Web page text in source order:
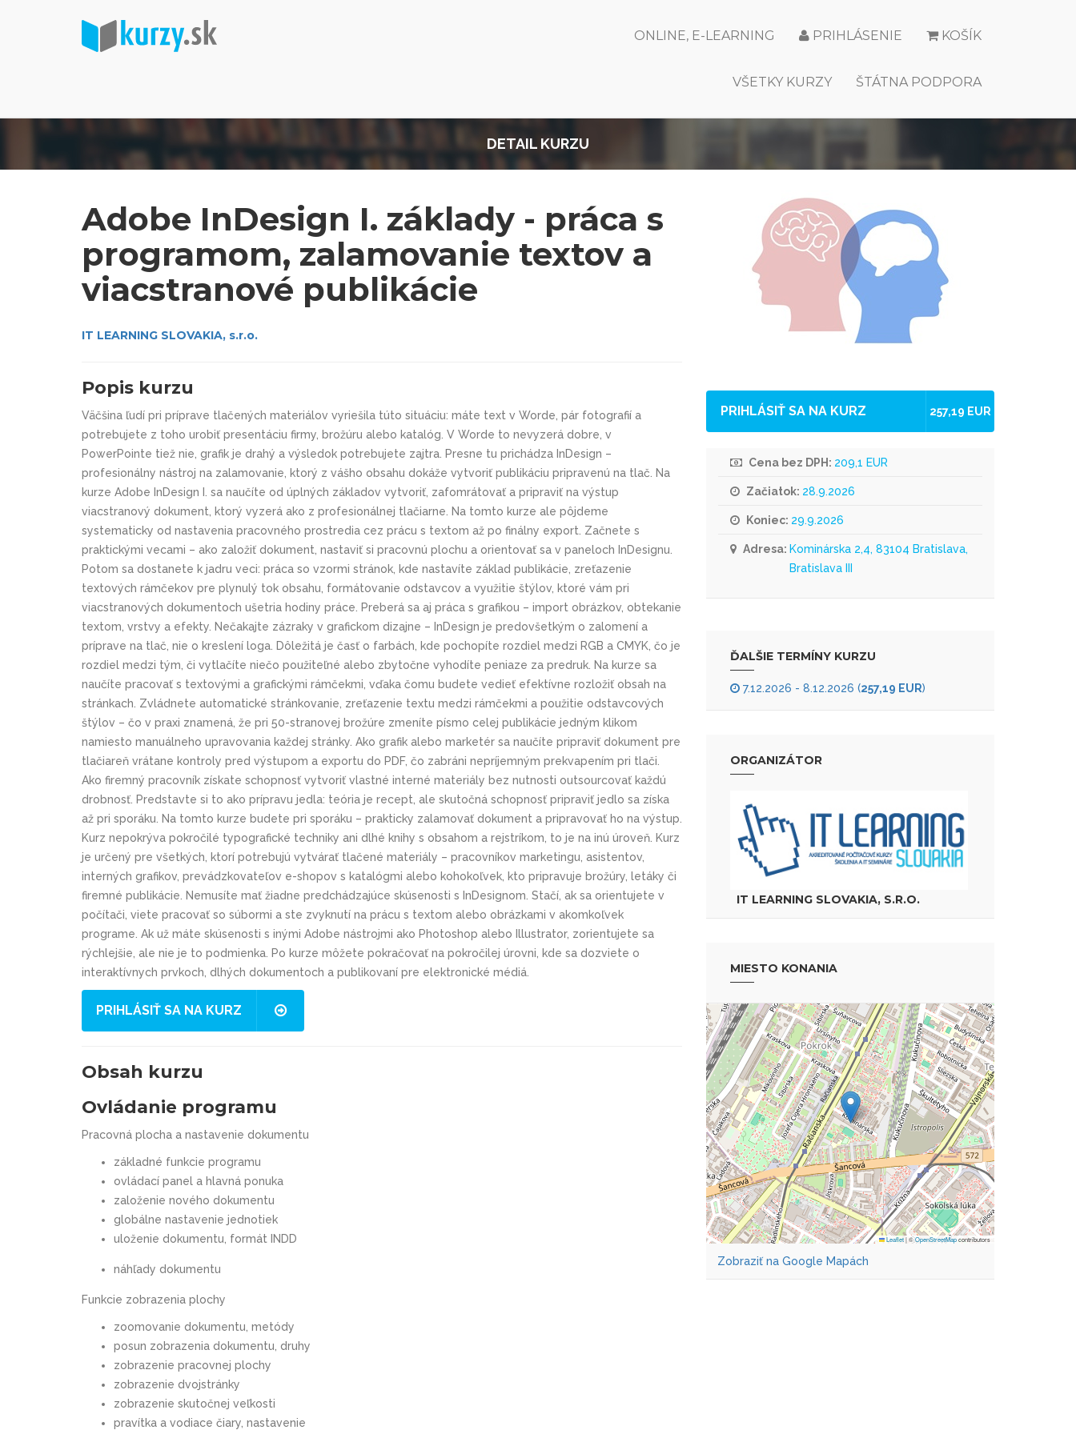
KOŠÍK
PRIHLÁSENIE
ONLINE, E-LEARNING
ŠTÁTNA PODPORA
VŠETKY KURZY
DETAIL KURZU
Adobe InDesign I. základy - práca s
programom, zalamovanie textov a
viacstranové publikácie
IT LEARNING SLOVAKIA, s.r.o.
Popis kurzu
Väčšina ľudí pri príprave tlačených materiálov vyriešila túto situáciu: máte text v Worde, pár fotografií a
potrebujete z toho urobiť presentáciu firmy, brožúru alebo katalóg. V Worde to nevyzerá dobre, v
PowerPointe tiež nie, grafik je drahý a výsledok potrebujete zajtra. Presne tu prichádza InDesign –
profesionálny nástroj na zalamovanie, ktorý z vášho obsahu dokáže vytvoriť publikáciu pripravenú na tlač. Na
kurze Adobe InDesign I. sa naučíte od úplných základov vytvoriť, zafomrátovať a pripraviť na výstup
viacstranový dokument, ktorý vyzerá ako z profesionálnej tlačiarne. Na tomto kurze ale pôjdeme
systematicky od nastavenia pracovného prostredia cez prácu s textom až po finálny export. Začnete s
praktickými vecami – ako založiť dokument, nastaviť si pracovnú plochu a orientovať sa v paneloch InDesignu.
Potom sa dostanete k jadru veci: práca so vzormi stránok, kde nastavíte základ publikácie, zreťazenie
textových rámčekov pre plynulý tok obsahu, formátovanie odstavcov a využitie štýlov, ktoré vám pri
viacstranových dokumentoch ušetria hodiny práce. Preberá sa aj práca s grafikou – import obrázkov, obtekanie
textom, vrstvy a efekty. Nečakajte zázraky v grafickom dizajne – InDesign je predovšetkým o zalomení a
príprave na tlač, nie o kreslení loga. Dôležitá je časť o farbách, kde pochopíte rozdiel medzi RGB a CMYK, čo je
rozdiel medzi tým, či vytlačíte niečo použiteľné alebo zbytočne vyhodíte peniaze za predruk. Na kurze sa
naučíte pracovať s textovými a grafickými rámčekmi, vďaka čomu budete vedieť efektívne rozložiť obsah na
stránkach. Zvládnete automatické stránkovanie, zreťazenie textu medzi rámčekmi a použitie odstavcových
štýlov – čo v praxi znamená, že pri 50-stranovej brožúre zmeníte písmo celej publikácie jedným klikom
namiesto manuálneho upravovania každej stránky. Ako grafik alebo marketér sa naučíte pripraviť dokument pre
tlačiareň vrátane kontroly pred výstupom a exportu do PDF, čo zabráni nepríjemným prekvapením pri tlači.
Ako firemný pracovník získate schopnosť vytvoriť vlastné interné materiály bez nutnosti outsourcovať každú
drobnosť. Predstavte si to ako prípravu jedla: teória je recept, ale skutočná schopnosť pripraviť jedlo sa získa
až pri sporáku. Na tomto kurze budete pri sporáku – prakticky zalamovať dokument a pripravovať ho na výstup.
Kurz nepokrýva pokročilé typografické techniky ani dlhé knihy s obsahom a rejstríkom, to je na inú úroveň. Kurz
je určený pre všetkých, ktorí potrebujú vytvárať tlačené materiály – pracovníkov marketingu, asistentov,
interných grafikov, prevádzkovateľov e-shopov s katalógmi alebo kohokoľvek, kto pripravuje brožúry, letáky či
firemné publikácie. Nemusíte mať žiadne predchádzajúce skúsenosti s InDesignom. Stačí, ak sa orientujete v
počítači, viete pracovať so súbormi a ste zvyknutí na prácu s textom alebo obrázkami v akomkoľvek
programe. Ak už máte skúsenosti s inými Adobe nástrojmi ako Photoshop alebo Illustrator, zorientujete sa
rýchlejšie, ale nie je to podmienka. Po kurze môžete pokračovať na pokročilej úrovni, kde sa dozviete o
interaktívnych prvkoch, dlhých dokumentoch a publikovaní pre elektronické médiá.
PRIHLÁSIŤ SA NA KURZ
Obsah kurzu
Ovládanie programu
Pracovná plocha a nastavenie dokumentu
základné funkcie programu
ovládací panel a hlavná ponuka
založenie nového dokumentu
globálne nastavenie jednotiek
uloženie dokumentu, formát INDD
náhľady dokumentu
Funkcie zobrazenia plochy
zoomovanie dokumentu, metódy
posun zobrazenia dokumentu, druhy
zobrazenie pracovnej plochy
zobrazenie dvojstránky
zobrazenie skutočnej veľkosti
pravítka a vodiace čiary, nastavenie
PRIHLÁSIŤ SA NA KURZ 257,19 EUR
Cena bez DPH: 209,1 EUR
Začiatok: 28.9.2026
Koniec: 29.9.2026
Adresa: Kominárska 2,4, 83104 Bratislava,
Bratislava III
ĎALŠIE TERMÍNY KURZU
7.12.2026 - 8.12.2026 (257,19 EUR)
ORGANIZÁTOR
IT LEARNING SLOVAKIA, S.R.O.
MIESTO KONANIA
Leaflet|©OpenStreetMapcontributors
Zobraziť na Google Mapách